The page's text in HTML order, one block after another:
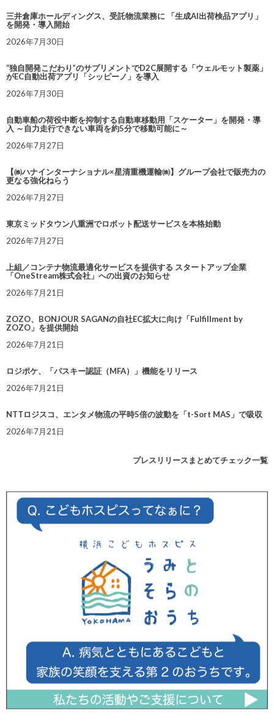
三井倉庫ホールディングス、受託物流業務に 「生成AI出荷検品アプリ」
を開発・導入開始
2026年7月30日
“独自開発こだわり”のサプリメントでD2C展開する「ウェルモット製薬」
がEC自動出荷アプリ「シッピーノ」を導入
2026年7月30日
自動車船の荷役中断を抑制する自動車移動用「スケーター」を開発・導
入 ～自力走行できない車両を約5分で移動可能に～
2026年7月27日
【㈱ハナインターナショナル×星清重機運輸㈱】グループ会社で販売力の
更なる強化ねらう
2026年7月27日
東京ミッドタウン八重洲でロボット配送サービスを本格始動
2026年7月27日
上組／コンテナ物流最適化サービスを提供する スタートアップ企業
「OneStream株式会社」への出資のお知らせ
2026年7月21日
ZOZO、BONJOUR SAGANの自社EC拡大に向け「Fulfillment by
ZOZO」を提供開始
2026年7月21日
ロジポケ、「パスキー認証（MFA）」機能をリリース
2026年7月21日
NTTロジスコ、エンタメ物流の平時5倍の波動を「t-Sort MAS」で吸収
2026年7月21日
プレスリリースまとめてチェック一覧